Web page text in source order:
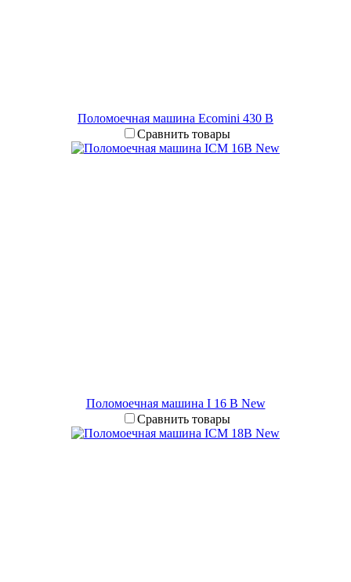
Поломоечная машина Ecomini 430 B
Сравнить товары
Поломоечная машина I 16 B New
Сравнить товары